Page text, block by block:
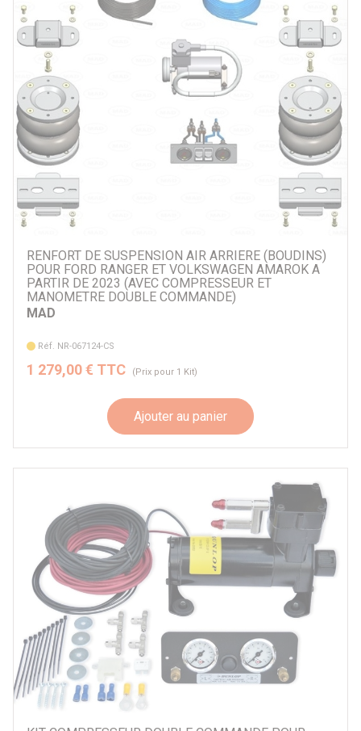
RENFORT DE SUSPENSION AIR ARRIERE (BOUDINS)
POUR FORD RANGER ET VOLKSWAGEN AMAROK A
PARTIR DE 2023 (AVEC COMPRESSEUR ET
MANOMETRE DOUBLE COMMANDE)
MAD
Réf. NR-067124-CS
1 279,00 € TTC (Prix pour 1 Kit)
Ajouter au panier